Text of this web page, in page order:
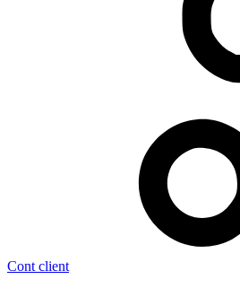
Cont client